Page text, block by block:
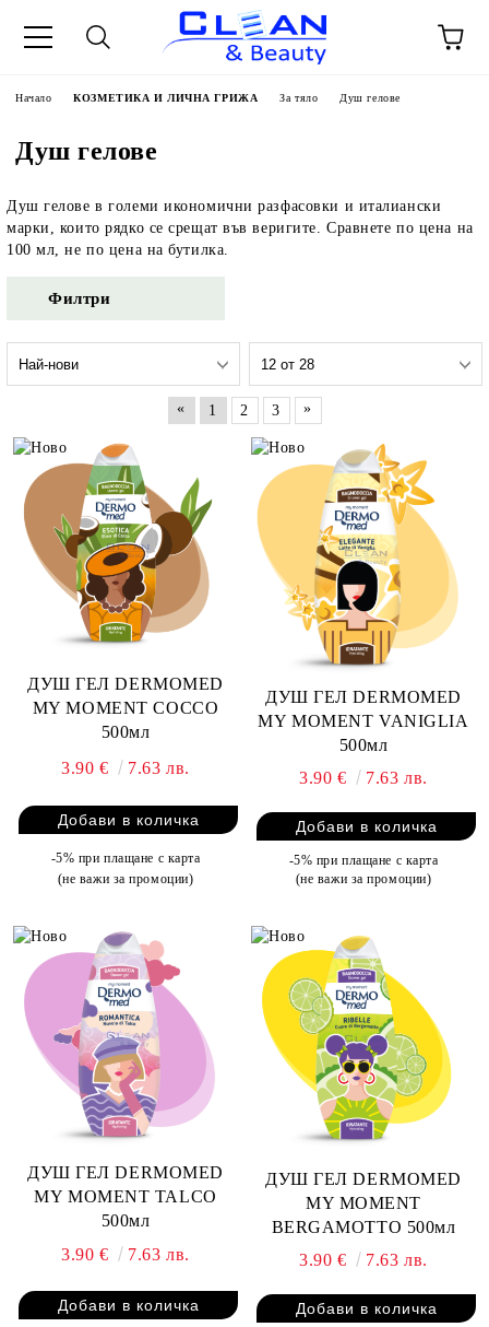
Начало КОЗМЕТИКА И ЛИЧНА ГРИЖА За тяло Душ гелове
Душ гелове
Душ гелове в големи икономични разфасовки и италиански
марки, които рядко се срещат във веригите. Сравнете по цена на
100 мл, не по цена на бутилка.
Филтри
« 1 2 3 »
ДУШ ГЕЛ DERMOMED
MY MOMENT COCCO
500мл
3.90 €
7.63 лв.
-5% при плащане с карта
(не важи за промоции)
ДУШ ГЕЛ DERMOMED
MY MOMENT VANIGLIA
500мл
3.90 €
7.63 лв.
-5% при плащане с карта
(не важи за промоции)
ДУШ ГЕЛ DERMOMED
MY MOMENT TALCO
500мл
3.90 €
7.63 лв.
ДУШ ГЕЛ DERMOMED
MY MOMENT
BERGAMOTTO 500мл
3.90 €
7.63 лв.